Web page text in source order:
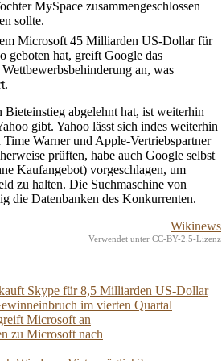
MySpace zusammengeschlossen
sollte.
Microsoft 45 Milliarden US-Dollar für
geboten hat, greift Google das
an, was
abgelehnt hat, ist weiterhin
gibt. Yahoo lässt sich indes weiterhin
Warner und Apple-Vertriebspartner
prüften, habe auch Google selbst
Kaufangebot) vorgeschlagen, um
zu halten. Die Suchmaschine von
die Datenbanken des Konkurrenten.
Wikinews
Verwendet unter CC-BY-2.5-Lizenz
Skype für 8,5 Milliarden US-Dollar
im vierten Quartal
Microsoft an
zu Microsoft nach